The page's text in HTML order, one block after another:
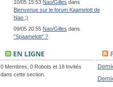
10/05 15:53 Nao/Gilles dans
Bienvenue sur le forum Kaamelott de
Nao ;)
09/05 20:55 Nao/Gilles dans
"Spaamelott" ?
EN LIGNE
0 Membres, 0 Robots et 18 Invités
dans cette section.